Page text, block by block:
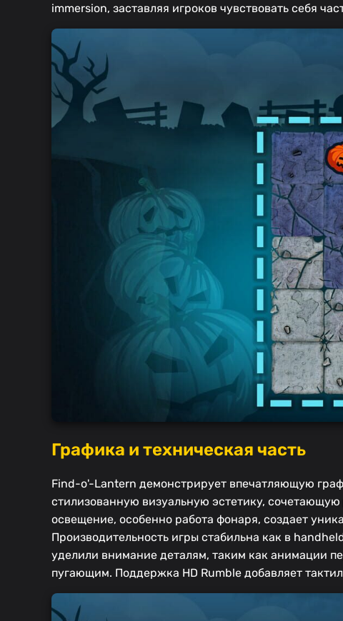
immersion, заставляя игроков чувствовать себя
Графика и техническая часть
Find-o'-Lantern демонстрирует впечатляющую
стилизованную визуальную эстетику,
освещение, особенно работа фонаря, создает
Производительность игры стабильна как в
уделили внимание деталям, таким как анимации
пугающим. Поддержка HD Rumble добавляет